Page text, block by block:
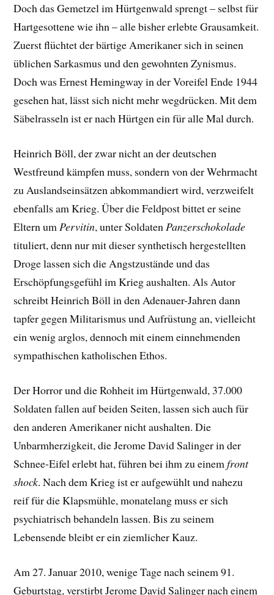
Doch das Gemetzel im Hürtgenwald sprengt – selbst für
Hartgesottene wie ihn – alle bisher erlebte Grausamkeit.
Zuerst flüchtet der bärtige Amerikaner sich in seinen
üblichen Sarkasmus und den gewohnten Zynismus.
Doch was Ernest Hemingway in der Voreifel Ende 1944
gesehen hat, lässt sich nicht mehr wegdrücken. Mit dem
Säbelrasseln ist er nach Hürtgen ein für alle Mal durch.
Heinrich Böll, der zwar nicht an der deutschen
Westfreund kämpfen muss, sondern von der Wehrmacht
zu Auslandseinsätzen abkommandiert wird, verzweifelt
ebenfalls am Krieg. Über die Feldpost bittet er seine
Eltern umPervitin, unter SoldatenPanzerschokolade
tituliert, denn nur mit dieser synthetisch hergestellten
Droge lassen sich die Angstzustände und das
Erschöpfungsgefühl im Krieg aushalten. Als Autor
schreibt Heinrich Böll in den Adenauer-Jahren dann
tapfer gegen Militarismus und Aufrüstung an, vielleicht
ein wenig arglos, dennoch mit einem einnehmenden
sympathischen katholischen Ethos.
Der Horror und die Rohheit im Hürtgenwald, 37.000
Soldaten fallen auf beiden Seiten, lassen sich auch für
den anderen Amerikaner nicht aushalten. Die
Unbarmherzigkeit, die Jerome David Salinger in der
Schnee-Eifel erlebt hat, führen bei ihm zueinemfront
shock. Nach dem Krieg ist er aufgewühlt und nahezu
reif für die Klapsmühle, monatelang muss er sich
psychiatrisch behandeln lassen. Bis zu seinem
Lebensende bleibt er ein ziemlicher Kauz.
Am 27. Januar 2010, wenige Tage nach seinem 91.
Geburtstag, verstirbt Jerome David Salinger nach einem